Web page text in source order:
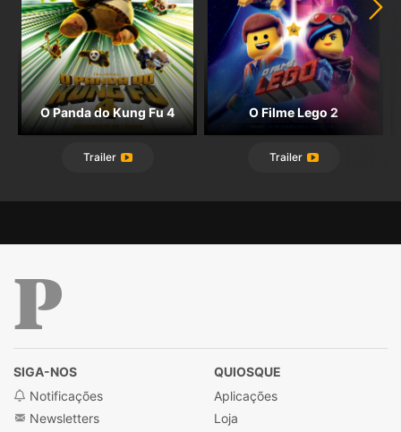
O Panda do Kung Fu 4
Trailer
O Filme Lego 2
Trailer
SIGA-NOS
Notificações
Newsletters
QUIOSQUE
Aplicações
Loja